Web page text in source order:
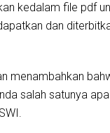
kedalam file pdf
dan
menambahkan
salah satunya